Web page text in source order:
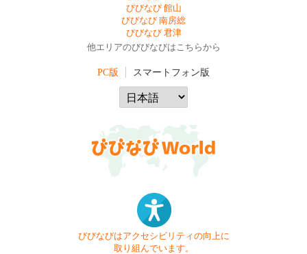
びびなび 館山
びびなび 南房総
びびなび 君津
他エリアのびびなびはこちらから
PC版 スマートフォン版
びびなびはアクセシビリティの向上に
取り組んでいます。